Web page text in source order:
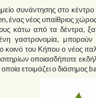
συνάντησης στο κέντρο
ένας νέος υπαίθριος
κάτω από τα δέντρα,
γαστρονομία, μπορούν
κοινό του Κήπου ο νέος
οποιασδήποτε
ετοιμάζει ο διάσημος